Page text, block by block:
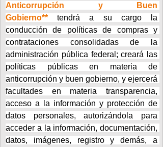
Anticorrupción y Buen
Gobierno** tendrá a su cargo la
conducción de políticas de compras y
contrataciones consolidadas de la
administración pública federal; creará las
políticas públicas en materia de
anticorrupción y buen gobierno, y ejercerá
facultades en materia transparencia,
acceso a la información y protección de
datos personales, autorizándola para
acceder a la información, documentación,
datos, imágenes, registro y demás, a